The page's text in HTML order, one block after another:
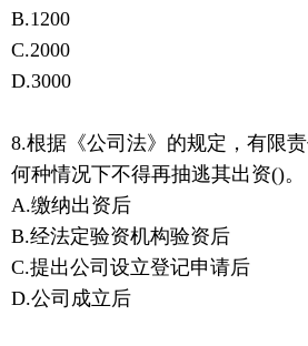
B.1200
C.2000
D.3000
8.根据《公司法》的规定，有限
何种情况下不得再抽逃其出资()。
A.缴纳出资后
B.经法定验资机构验资后
C.提出公司设立登记申请后
D.公司成立后